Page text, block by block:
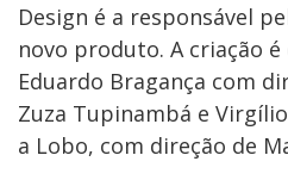
Design é a responsável
novo produto. A criação é
Eduardo Bragança com
Zuza Tupinambá e
a Lobo, com direção de